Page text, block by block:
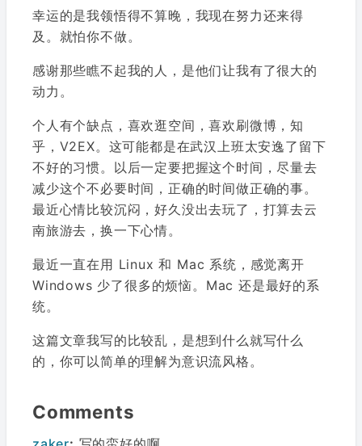
幸运的是我领悟得不算晚，我现在努力还来得
及。就怕你不做。
感谢那些瞧不起我的人，是他们让我有了很大的
动力。
个人有个缺点，喜欢逛空间，喜欢刷微博，知
乎，V2EX。这可能都是在武汉上班太安逸了留下
不好的习惯。以后一定要把握这个时间，尽量去
减少这个不必要时间，正确的时间做正确的事。
最近心情比较沉闷，好久没出去玩了，打算去云
南旅游去，换一下心情。
最近一直在用 Linux 和 Mac 系统，感觉离开
Windows 少了很多的烦恼。Mac 还是最好的系
统。
这篇文章我写的比较乱，是想到什么就写什么
的，你可以简单的理解为意识流风格。
Comments